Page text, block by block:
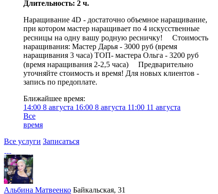
Длительность: 2 ч.
Наращивание 4D - достаточно объемное наращивание,
при котором мастер наращивает по 4 искусственные
ресницы на одну вашу родную ресничку! ⠀ Стоимость
наращивания: Мастер Дарья - 3000 руб (время
наращивания 3 часа) ТОП- мастера Ольга - 3200 руб
(время наращивания 2-2,5 часа) ⠀ Предварительно
уточняйте стоимость и время! Для новых клиентов -
запись по предоплате.
Ближайшее время:
14:00 8 августа 16:00 8 августа 11:00 11 августа
Все
время
Все услуги Записаться
Альбина Матвеенко Байкальская, 31